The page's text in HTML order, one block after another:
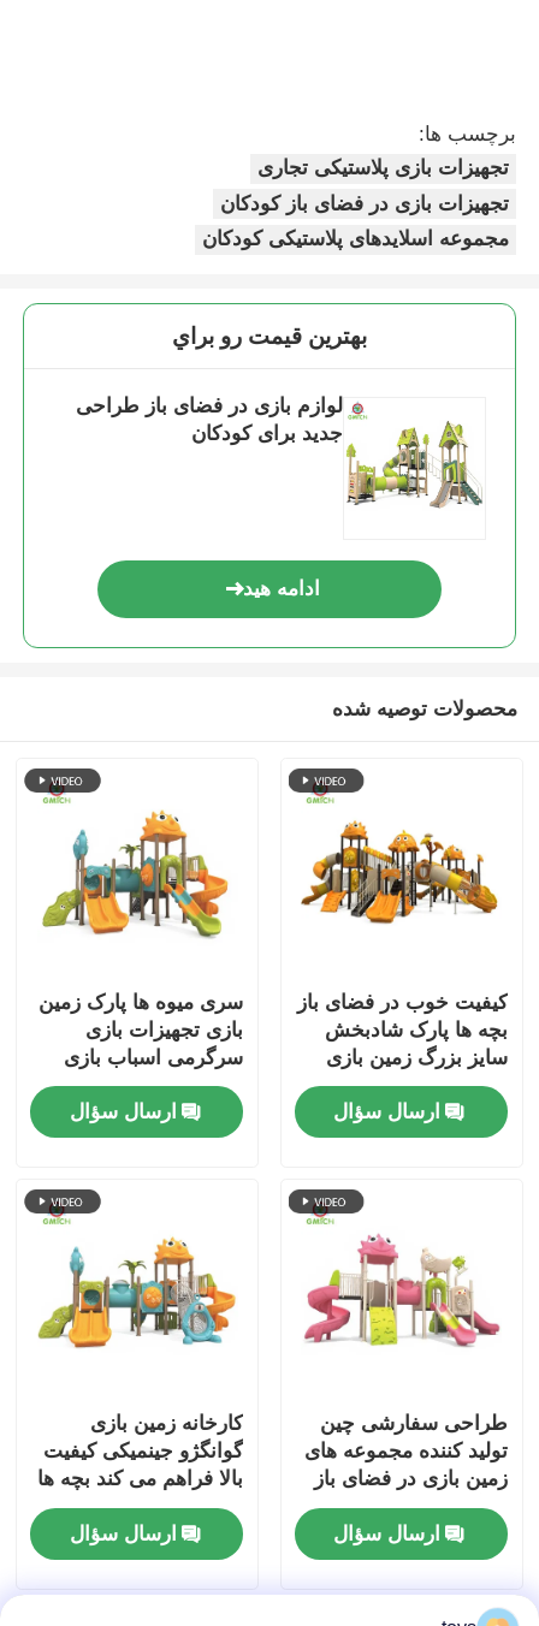
برچسب ها:
تجهیزات بازی پلاستیکی تجاری
تجهیزات بازی در فضای باز کودکان
مجموعه اسلایدهای پلاستیکی کودکان
بهترين قيمت رو براي
لوازم بازی در فضای باز طراحی
جدید برای کودکان
ادامه هید
محصولات توصیه شده
کیفیت خوب در فضای باز
بچه ها پارک شادبخش
سایز بزرگ زمین بازی
اسلایدها مجموعه های
عمومی بازی باز تجهیزات
کارخانه مستقیم
ارسال سؤال
سری میوه ها پارک زمین
بازی تجهیزات بازی
سرگرمی اسباب بازی
های بازی ماندگار زمین
بازی مجموعه های اسلاید
پلاستیکی
ارسال سؤال
طراحی سفارشی چین
تولید کننده مجموعه های
زمین بازی در فضای باز
سرگرم کننده کودکان
منطقه بازی سرگرمی
اسلایدهای برای فروش
ارسال سؤال
کارخانه زمین بازی
گوانگژو جینمیکی کیفیت
بالا فراهم می کند بچه ها
اسلایدهای بیرونی
مجموعه های جذاب
کودکان تجهیزات زمین
بازی مجموعه های بازی
ارسال سؤال